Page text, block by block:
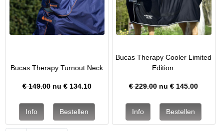
Bucas Therapy Turnout Neck
€ 149.00nu € 134.10
Bucas Therapy Cooler Limited
Edition.
€ 229.00nu € 145.00